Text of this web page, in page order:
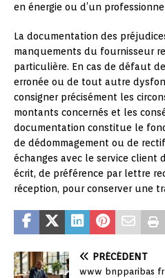
en énergie ou d’un
La documentation des
manquements du fournisseur
particulière. En cas de défaut
erronée ou de tout autre
consigner précisément les
montants concernés et les
documentation constitue le
de dédommagement ou de
échanges avec le service client
écrit, de préférence par lettre
réception, pour conserver une
PRÉCÉDENT
www bnpparibas